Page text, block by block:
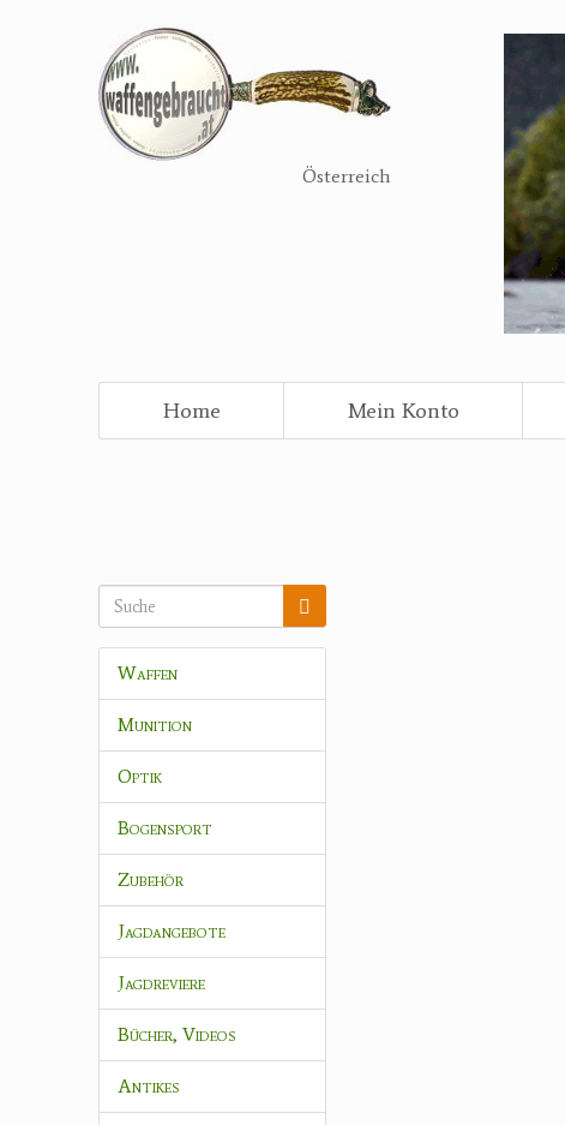
Österreich
Home
Mein Konto
Waffen
Munition
Optik
Bogensport
Zubehör
Jagdangebote
Jagdreviere
Bücher, Videos
Antikes